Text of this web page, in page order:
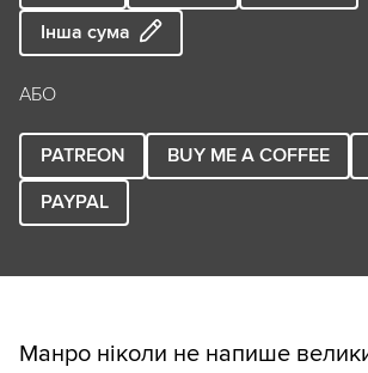
Інша сума
АБО
PATREON BUY ME A COFFEE
PAYPAL
Манро ніколи не напише